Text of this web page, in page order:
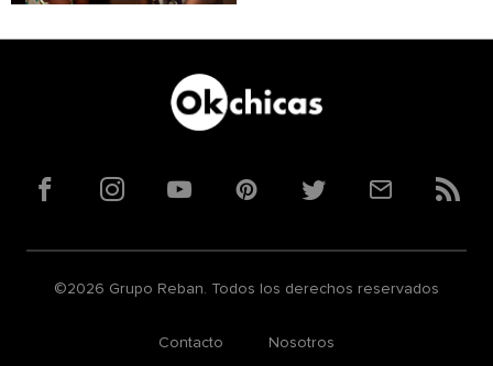
FacebookInstagramYouTubePinterestTwitterCorreoRSS
©2026 Grupo Reban. Todos los derechos reservados
Contacto Nosotros